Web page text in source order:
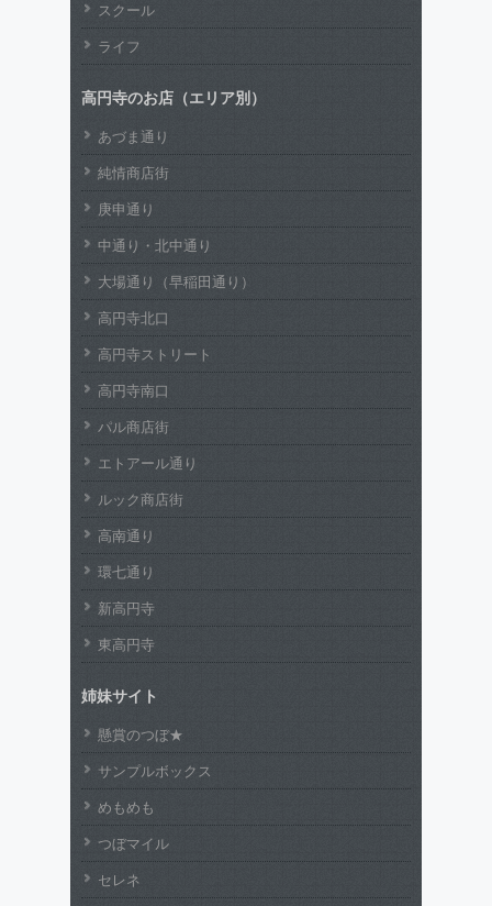
スクール
ライフ
高円寺のお店（エリア別）
あづま通り
純情商店街
庚申通り
中通り・北中通り
大場通り（早稲田通り）
高円寺北口
高円寺ストリート
高円寺南口
パル商店街
エトアール通り
ルック商店街
高南通り
環七通り
新高円寺
東高円寺
姉妹サイト
懸賞のつぼ★
サンプルボックス
めもめも
つぼマイル
セレネ